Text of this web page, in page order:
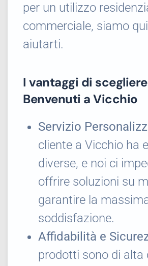
per un utilizzo
commerciale, siamo
aiutarti.
I vantaggi di
Benvenuti a Vicchio
Servizio
cliente a Vicchio ha
diverse, e noi ci
offrire soluzioni su
garantire la
soddisfazione.
Affidabilità e
prodotti sono di alta